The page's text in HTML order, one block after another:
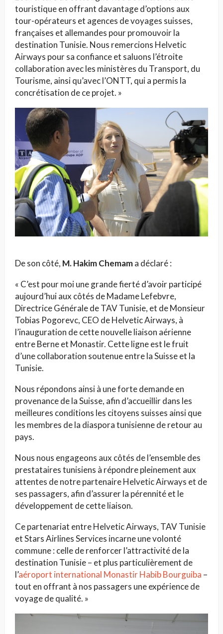
touristique en offrant davantage d’options aux
tour-opérateurs et agences de voyages suisses,
françaises et allemandes pour promouvoir la
destination Tunisie. Nous remercions Helvetic
Airways pour sa confiance et saluons l’étroite
collaboration avec les ministères du Transport, du
Tourisme, ainsi qu’avec l’ONTT, qui a permis la
concrétisation de ce projet. »
De son côté, M. Hakim Chemama déclaré :
« C’est pour moi une grande fierté d’avoir participé
aujourd’hui aux côtés de Madame Lefebvre,
Directrice Générale de TAV Tunisie, et de Monsieur
Tobias Pogorevc, CEO de Helvetic Airways, à
l’inauguration de cette nouvelle liaison aérienne
entre Berne et Monastir. Cette ligne est le fruit
d’une collaboration soutenue entre la Suisse et la
Tunisie.
Nous répondons ainsi à une forte demande en
provenance de la Suisse, afin d’accueillir dans les
meilleures conditions les citoyens suisses ainsi que
les membres de la diaspora tunisienne de retour au
pays.
Nous nous engageons aux côtés de l’ensemble des
prestataires tunisiens à répondre pleinement aux
attentes de notre partenaire Helvetic Airways et de
ses passagers, afin d’assurer la pérennité et le
développement de cette liaison.
Ce partenariat entre Helvetic Airways, TAV Tunisie
et Stars Airlines Services incarne une volonté
commune : celle de renforcer l’attractivité de la
destination Tunisie – et plus particulièrement de
l’aéroport international Monastir Habib Bourguiba –
tout en offrant à nos passagers une expérience de
voyage de qualité. »